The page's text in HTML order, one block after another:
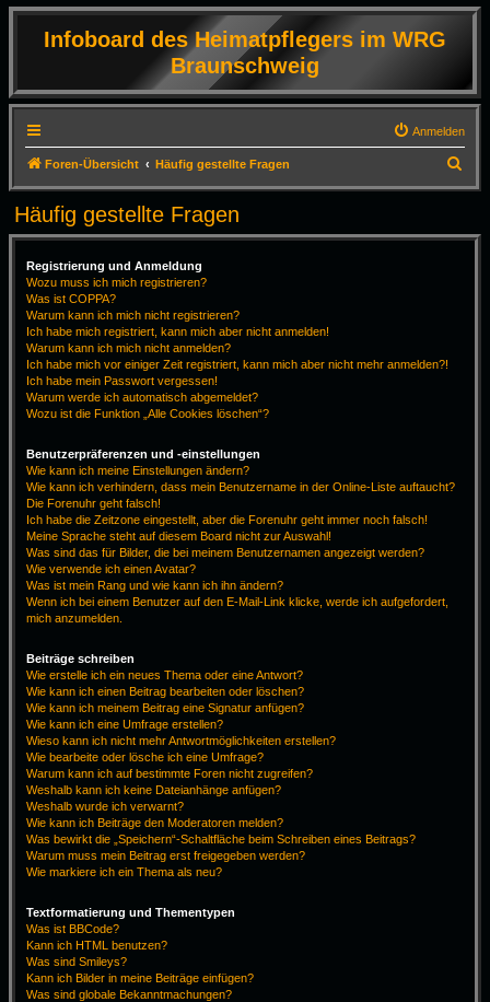
Infoboard des Heimatpflegers im WRG
Braunschweig
Anmelden
Foren-Übersicht Häufig gestellte Fragen
u
h
Häufig gestellte Fragen
Registrierung und Anmeldung
Wozu muss ich mich registrieren?
Was ist COPPA?
Warum kann ich mich nicht registrieren?
Ich habe mich registriert, kann mich aber nicht anmelden!
Warum kann ich mich nicht anmelden?
Ich habe mich vor einiger Zeit registriert, kann mich aber nicht mehr anmelden?!
Ich habe mein Passwort vergessen!
Warum werde ich automatisch abgemeldet?
Wozu ist die Funktion „Alle Cookies löschen“?
Benutzerpräferenzen und -einstellungen
Wie kann ich meine Einstellungen ändern?
Wie kann ich verhindern, dass mein Benutzername in der Online-Liste auftaucht?
Die Forenuhr geht falsch!
Ich habe die Zeitzone eingestellt, aber die Forenuhr geht immer noch falsch!
Meine Sprache steht auf diesem Board nicht zur Auswahl!
Was sind das für Bilder, die bei meinem Benutzernamen angezeigt werden?
Wie verwende ich einen Avatar?
Was ist mein Rang und wie kann ich ihn ändern?
Wenn ich bei einem Benutzer auf den E-Mail-Link klicke, werde ich aufgefordert,
mich anzumelden.
Beiträge schreiben
Wie erstelle ich ein neues Thema oder eine Antwort?
Wie kann ich einen Beitrag bearbeiten oder löschen?
Wie kann ich meinem Beitrag eine Signatur anfügen?
Wie kann ich eine Umfrage erstellen?
Wieso kann ich nicht mehr Antwortmöglichkeiten erstellen?
Wie bearbeite oder lösche ich eine Umfrage?
Warum kann ich auf bestimmte Foren nicht zugreifen?
Weshalb kann ich keine Dateianhänge anfügen?
Weshalb wurde ich verwarnt?
Wie kann ich Beiträge den Moderatoren melden?
Was bewirkt die „Speichern“-Schaltfläche beim Schreiben eines Beitrags?
Warum muss mein Beitrag erst freigegeben werden?
Wie markiere ich ein Thema als neu?
Textformatierung und Thementypen
Was ist BBCode?
Kann ich HTML benutzen?
Was sind Smileys?
Kann ich Bilder in meine Beiträge einfügen?
Was sind globale Bekanntmachungen?